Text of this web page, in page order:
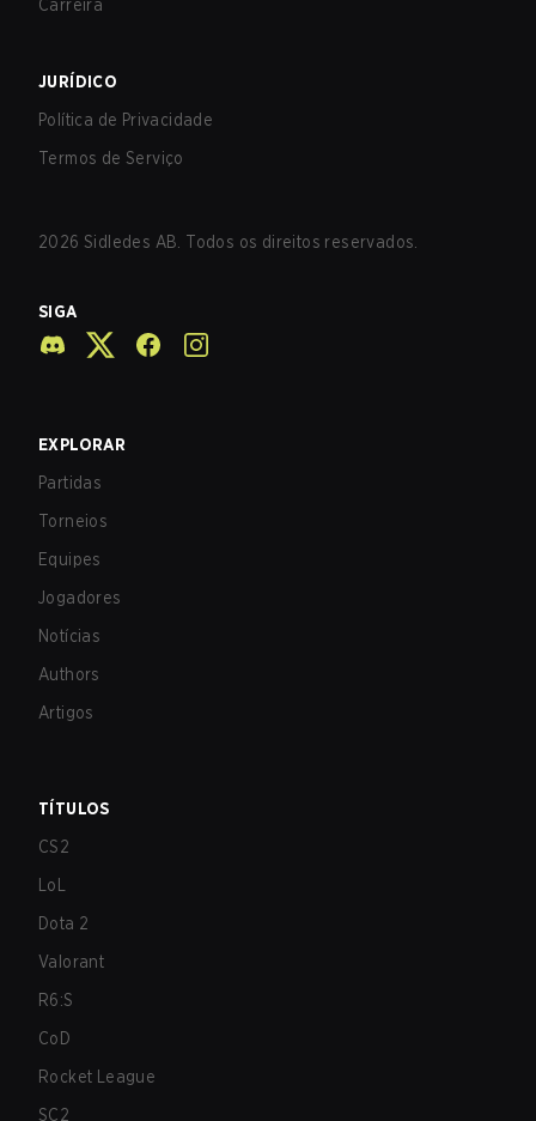
Carreira
JURÍDICO
Política de Privacidade
Termos de Serviço
2026 Sidledes AB. Todos os direitos reservados.
SIGA
EXPLORAR
Partidas
Torneios
Equipes
Jogadores
Notícias
Authors
Artigos
TÍTULOS
CS2
LoL
Dota 2
Valorant
R6:S
CoD
Rocket League
SC2